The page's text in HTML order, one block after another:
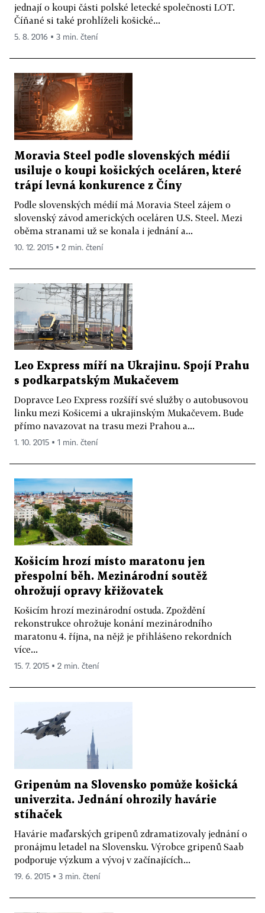
jednají o koupi části polské letecké společnosti LOT.
Číňané si také prohlíželi košické...
5. 8. 2016 ▪ 3 min. čtení
Moravia Steel podle slovenských médií
usiluje o koupi košických oceláren, které
trápí levná konkurence z Číny
Podle slovenských médií má Moravia Steel zájem o
slovenský závod amerických oceláren U.S. Steel. Mezi
oběma stranami už se konala i jednání a...
10. 12. 2015 ▪ 2 min. čtení
Leo Express míří na Ukrajinu. Spojí Prahu
s podkarpatským Mukačevem
Dopravce Leo Express rozšíří své služby o autobusovou
linku mezi Košicemi a ukrajinským Mukačevem. Bude
přímo navazovat na trasu mezi Prahou a...
1. 10. 2015 ▪ 1 min. čtení
Košicím hrozí místo maratonu jen
přespolní běh. Mezinárodní soutěž
ohrožují opravy křižovatek
Košicím hrozí mezinárodní ostuda. Zpoždění
rekonstrukce ohrožuje konání mezinárodního
maratonu 4. října, na nějž je přihlášeno rekordních
více...
15. 7. 2015 ▪ 2 min. čtení
Gripenům na Slovensko pomůže košická
univerzita. Jednání ohrozily havárie
stíhaček
Havárie maďarských gripenů zdramatizovaly jednání o
pronájmu letadel na Slovensku. Výrobce gripenů Saab
podporuje výzkum a vývoj v začínajících...
19. 6. 2015 ▪ 3 min. čtení